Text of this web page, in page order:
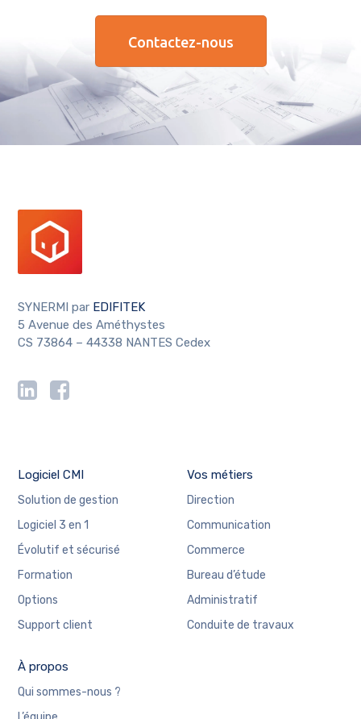
Contactez-nous
SYNERMI par EDIFITEK
5 Avenue des Améthystes
CS 73864 – 44338 NANTES Cedex
Logiciel CMI
Solution de gestion
Logiciel 3 en 1
Évolutif et sécurisé
Formation
Options
Support client
Vos métiers
Direction
Communication
Commerce
Bureau d’étude
Administratif
Conduite de travaux
À propos
Qui sommes-nous ?